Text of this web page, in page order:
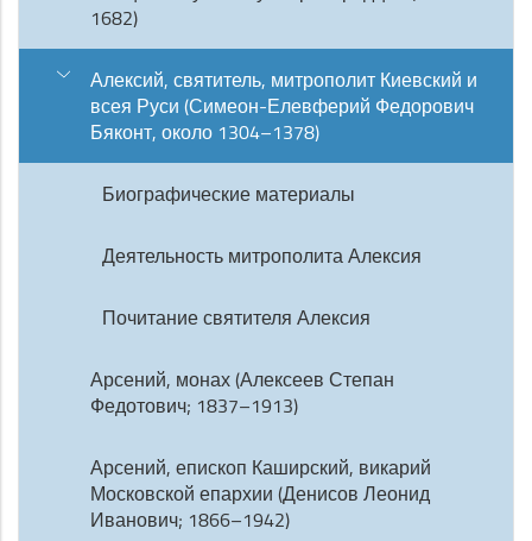
1682)
Алексий, святитель, митрополит Киевский и
всея Руси (Симеон-Елевферий Федорович
Бяконт, около 1304–1378)
Биографические материалы
Деятельность митрополита Алексия
Почитание святителя Алексия
Арсений, монах (Алексеев Степан
Федотович; 1837–1913)
Арсений, епископ Каширский, викарий
Московской епархии (Денисов Леонид
Иванович; 1866–1942)